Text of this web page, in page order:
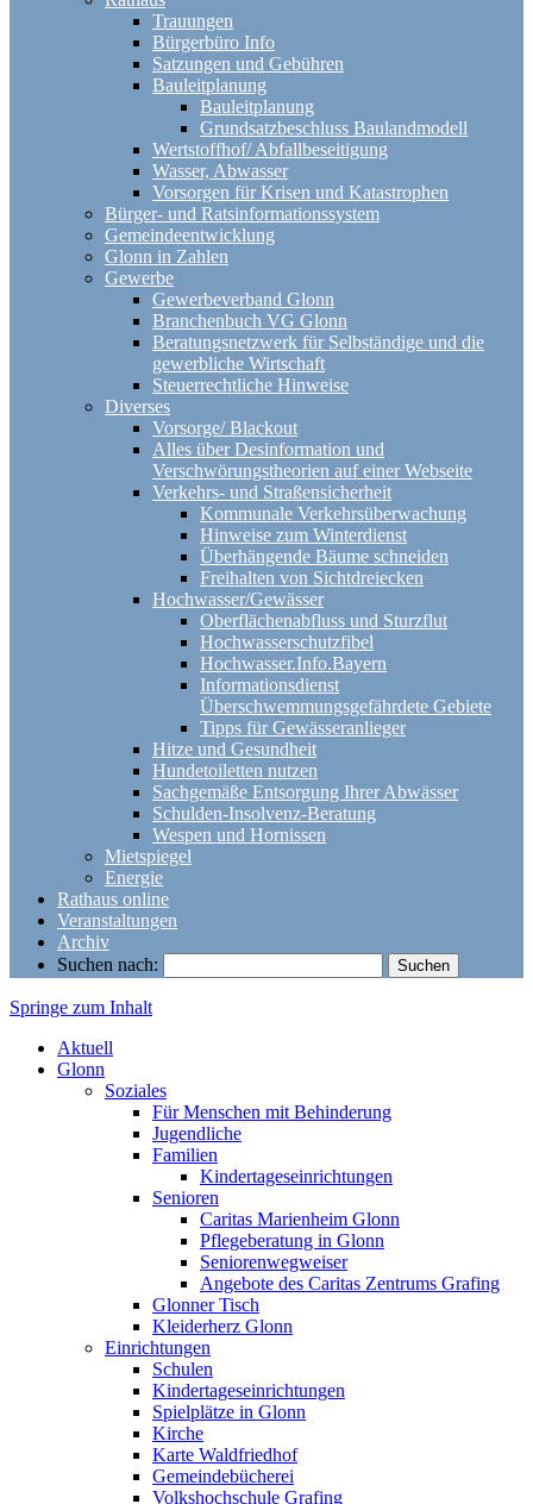
Trauungen
Bürgerbüro Info
Satzungen und Gebühren
Bauleitplanung
Bauleitplanung
Grundsatzbeschluss Baulandmodell
Wertstoffhof/ Abfallbeseitigung
Wasser, Abwasser
Vorsorgen für Krisen und Katastrophen
Bürger- und Ratsinformationssystem
Gemeindeentwicklung
Glonn in Zahlen
Gewerbe
Gewerbeverband Glonn
Branchenbuch VG Glonn
Beratungsnetzwerk für Selbständige und die
gewerbliche Wirtschaft
Steuerrechtliche Hinweise
Diverses
Vorsorge/ Blackout
Alles über Desinformation und
Verschwörungstheorien auf einer Webseite
Verkehrs- und Straßensicherheit
Kommunale Verkehrsüberwachung
Hinweise zum Winterdienst
Überhängende Bäume schneiden
Freihalten von Sichtdreiecken
Hochwasser/Gewässer
Oberflächenabfluss und Sturzflut
Hochwasserschutzfibel
Hochwasser.Info.Bayern
Informationsdienst
Überschwemmungsgefährdete Gebiete
Tipps für Gewässeranlieger
Hitze und Gesundheit
Hundetoiletten nutzen
Sachgemäße Entsorgung Ihrer Abwässer
Schulden-Insolvenz-Beratung
Wespen und Hornissen
Mietspiegel
Energie
Rathaus online
Veranstaltungen
Archiv
Suchen nach:
Markt Glonn
Springe zum Inhalt
Aktuell
Glonn
Soziales
Für Menschen mit Behinderung
Jugendliche
Familien
Kindertageseinrichtungen
Senioren
Caritas Marienheim Glonn
Pflegeberatung in Glonn
Seniorenwegweiser
Angebote des Caritas Zentrums Grafing
Glonner Tisch
Kleiderherz Glonn
Einrichtungen
Schulen
Kindertageseinrichtungen
Spielplätze in Glonn
Kirche
Karte Waldfriedhof
Gemeindebücherei
Volkshochschule Grafing